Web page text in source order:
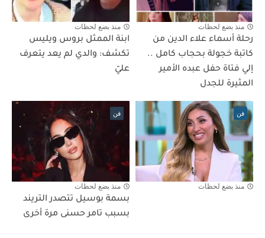
منذ بضع لحظات
رحلة أسماء علاء الدين من
كاتبة خجولة بحجاب كامل ..
إلي فتاة حفل عبده الأمير
المثيرة للجدل
منذ بضع لحظات
ابنة الممثل بروس ويليس
تكشف: والدي لم يعد يتعرف
عليّ
فن
منذ بضع لحظات
فن
منذ بضع لحظات
بسمة بوسيل تتصدر التريند
بسبب تامر حسنى مرة أخرى